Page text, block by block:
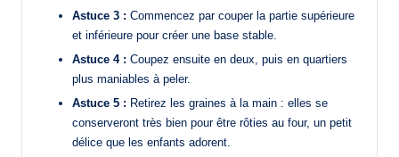
Astuce 3 : Commencez par couper la partie supérieure
et inférieure pour créer une base stable.
Astuce 4 : Coupez ensuite en deux, puis en quartiers
plus maniables à peler.
Astuce 5 : Retirez les graines à la main : elles se
conserveront très bien pour être rôties au four, un petit
délice que les enfants adorent.